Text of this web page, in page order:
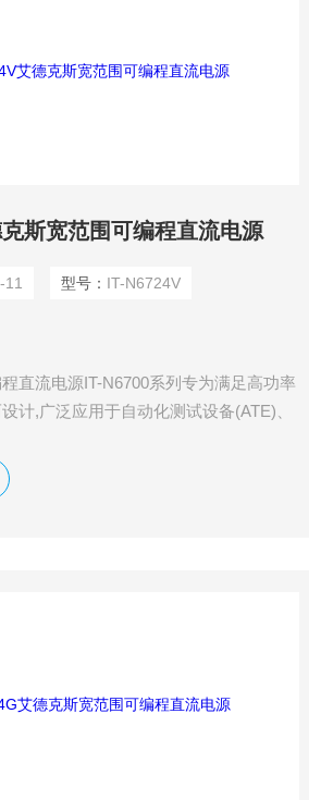
斯宽范围可编程直流电源
11 型号： IT-N6724V
直流电源IT-N6700系列专为满足高功率
计,广泛应用于自动化测试设备(ATE)、
,电压范围从32V至1500V,适应各种测试
架设计使其在有限空间内提供*功率输